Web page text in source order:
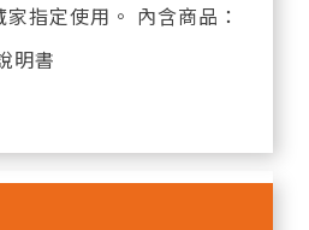
指定使用。 內含商品：
明書